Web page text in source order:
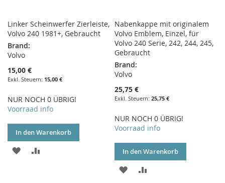
Linker Scheinwerfer Zierleiste,
Volvo 240 1981+, Gebraucht
Brand:
Volvo
15,00 €
15,00 €
NUR NOCH 0 ÜBRIG!
Voorraad info
In den Warenkorb
ZUR
Nabenkappe mit originalem
Volvo Emblem, Einzel, für
Volvo 240 Serie, 242, 244, 245,
Gebraucht
Brand:
Volvo
25,75 €
25,75 €
NUR NOCH 0 ÜBRIG!
Voorraad info
In den Warenkorb
ZUR